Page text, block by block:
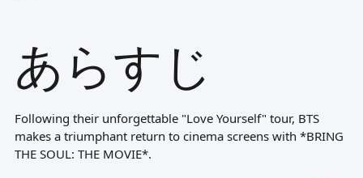
Bahasa Indonesia
ਪੰਜਾਬੀ
தமிழ்
あらすじ
Following their unforgettable "Love Yourself" tour, BTS
makes a triumphant return to cinema screens with *BRING
THE SOUL: THE MOVIE*.